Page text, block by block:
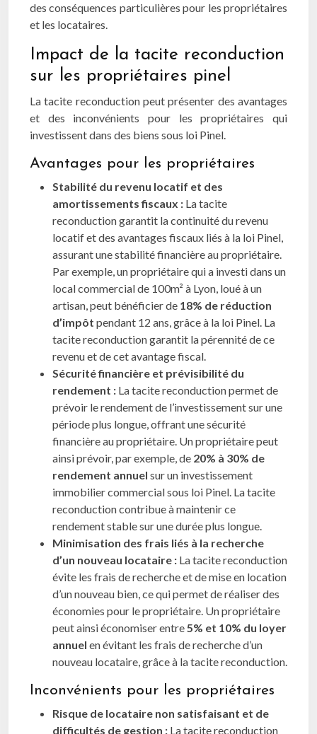
des conséquences particulières pour les propriétaires
et les locataires.
Impact de la tacite reconduction
sur les propriétaires pinel
La tacite reconduction peut présenter des avantages
et des inconvénients pour les propriétaires qui
investissent dans des biens sous loi Pinel.
Avantages pour les propriétaires
Stabilité du revenu locatif et des
amortissements fiscaux : La tacite
reconduction garantit la continuité du revenu
locatif et des avantages fiscaux liés à la loi Pinel,
assurant une stabilité financière au propriétaire.
Par exemple, un propriétaire qui a investi dans un
local commercial de 100m² à Lyon, loué à un
artisan, peut bénéficier de 18% de réduction
d’impôt pendant 12 ans, grâce à la loi Pinel. La
tacite reconduction garantit la pérennité de ce
revenu et de cet avantage fiscal.
Sécurité financière et prévisibilité du
rendement : La tacite reconduction permet de
prévoir le rendement de l’investissement sur une
période plus longue, offrant une sécurité
financière au propriétaire. Un propriétaire peut
ainsi prévoir, par exemple, de 20% à 30% de
rendement annuel sur un investissement
immobilier commercial sous loi Pinel. La tacite
reconduction contribue à maintenir ce
rendement stable sur une durée plus longue.
Minimisation des frais liés à la recherche
d’un nouveau locataire : La tacite reconduction
évite les frais de recherche et de mise en location
d’un nouveau bien, ce qui permet de réaliser des
économies pour le propriétaire. Un propriétaire
peut ainsi économiser entre5% et 10% du loyer
annuel en évitant les frais de recherche d’un
nouveau locataire, grâce à la tacite reconduction.
Inconvénients pour les propriétaires
Risque de locataire non satisfaisant et de
difficultés de gestion : La tacite reconduction